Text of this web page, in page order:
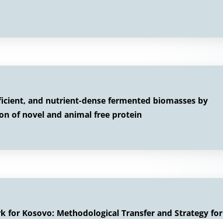
and nutrient-dense fermented biomasses by
of novel and animal free protein
for Kosovo: Methodological Transfer and Strategy for